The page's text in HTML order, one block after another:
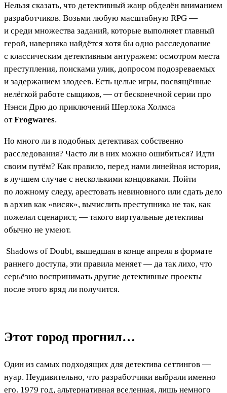
Нельзя сказать, что детективный жанр обделён вниманием
разработчиков. Возьми любую масштабную RPG —
и среди множества заданий, которые выполняет главный
герой, наверняка найдётся хотя бы одно расследование
с классическим детективным антуражем: осмотром места
преступления, поисками улик, допросом подозреваемых
и задержанием злодеев. Есть целые игры, посвящённые
нелёгкой работе сыщиков, — от бесконечной серии про
Нэнси Дрю до приключений Шерлока Холмса
отFrogwares.
Но много ли в подобных детективах собственно
расследования? Часто ли в них можно ошибиться? Идти
своим путём? Как правило, перед нами линейная история,
в лучшем случае с несколькими концовками. Пойти
по ложному следу, арестовать невиновного или сдать дело
в архив как «висяк», вычислить преступника не так, как
пожелал сценарист, — такого виртуальные детективы
обычно не умеют.
Shadows of Doubt, вышедшая в конце апреля в формате
раннего доступа, эти правила меняет — да так лихо, что
серьёзно воспринимать другие детективные проекты
после этого вряд ли получится.
Этот город прогнил…
Один из самых подходящих для детектива сеттингов —
нуар. Неудивительно, что разработчики выбрали именно
его. 1979 год, альтернативная вселенная, лишь немного